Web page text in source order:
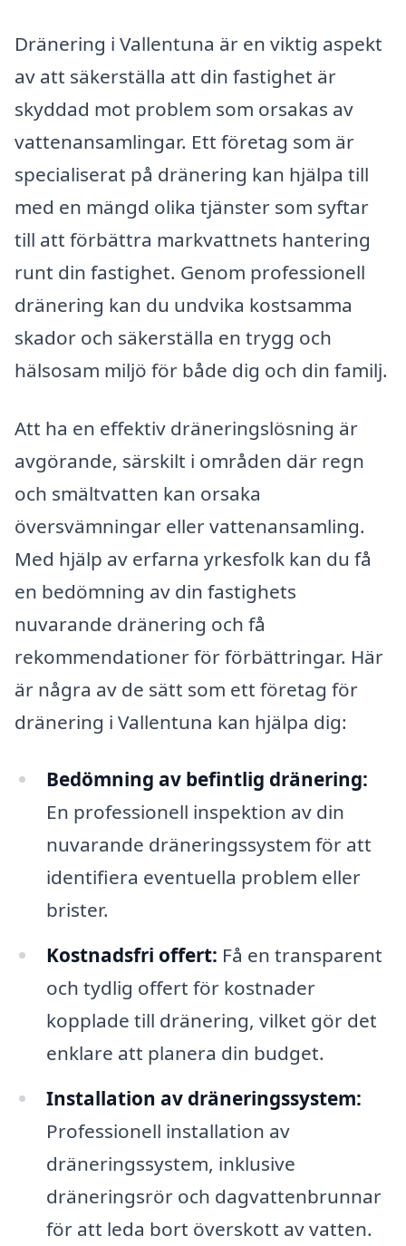
Dränering i Vallentuna är en viktig aspekt
av att säkerställa att din fastighet är
skyddad mot problem som orsakas av
vattenansamlingar. Ett företag som är
specialiserat på dränering kan hjälpa till
med en mängd olika tjänster som syftar
till att förbättra markvattnets hantering
runt din fastighet. Genom professionell
dränering kan du undvika kostsamma
skador och säkerställa en trygg och
hälsosam miljö för både dig och din familj.
Att ha en effektiv dräneringslösning är
avgörande, särskilt i områden där regn
och smältvatten kan orsaka
översvämningar eller vattenansamling.
Med hjälp av erfarna yrkesfolk kan du få
en bedömning av din fastighets
nuvarande dränering och få
rekommendationer för förbättringar. Här
är några av de sätt som ett företag för
dränering i Vallentuna kan hjälpa dig:
Bedömning av befintlig dränering:
En professionell inspektion av din
nuvarande dräneringssystem för att
identifiera eventuella problem eller
brister.
Kostnadsfri offert: Få en transparent
och tydlig offert för kostnader
kopplade till dränering, vilket gör det
enklare att planera din budget.
Installation av dräneringssystem:
Professionell installation av
dräneringssystem, inklusive
dräneringsrör och dagvattenbrunnar
för att leda bort överskott av vatten.